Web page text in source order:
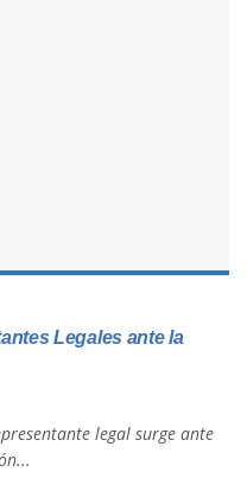
Legales ante la
legal surge ante